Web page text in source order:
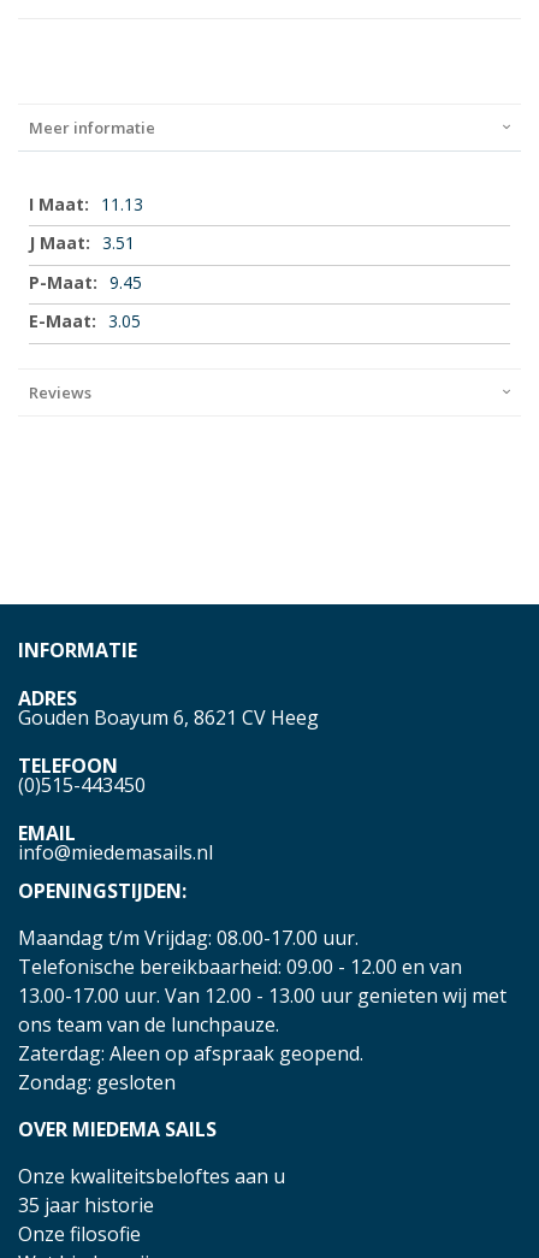
Meer informatie
Meer
informatie
11.13
3.51
9.45
3.05
Reviews
INFORMATIE
ADRES
Gouden Boayum 6, 8621 CV Heeg
TELEFOON
(0)515-443450
EMAIL
info@miedemasails.nl
OPENINGSTIJDEN:
Maandag t/m Vrijdag: 08.00-17.00 uur.
Telefonische bereikbaarheid: 09.00 - 12.00 en van
13.00-17.00 uur. Van 12.00 - 13.00 uur genieten wij met
ons team van de lunchpauze.
Zaterdag: Aleen op afspraak geopend.
Zondag: gesloten
OVER MIEDEMA SAILS
Onze kwaliteitsbeloftes aan u
35 jaar historie
Onze filosofie